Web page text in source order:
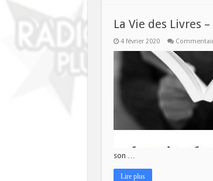
La Vie des Livres
4 février 2020
son …
Lire plus